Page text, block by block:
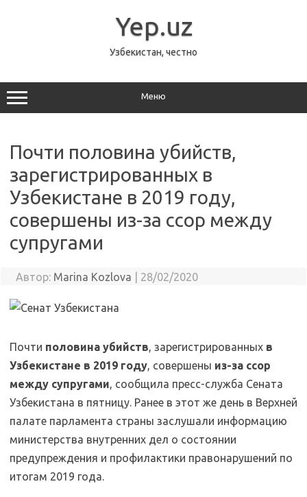
Yep.uz
Узбекистан, честно
Меню
Почти половина убийств,
зарегистрированных в
Узбекистане в 2019 году,
совершены из-за ссор между
супругами
Автор: Marina Kozlova 28/02/2020
Почти половина убийств, зарегистрированных в
Узбекистане в 2019 году, совершены из-за ссор
между супругами, сообщила пресс-служба Сената
Узбекистана в пятницу. Ранее в этот же день в Верхней
палате парламента страны заслушали информацию
министерства внутренних дел о состоянии
предупреждения и профилактики правонарушений по
итогам 2019 года.